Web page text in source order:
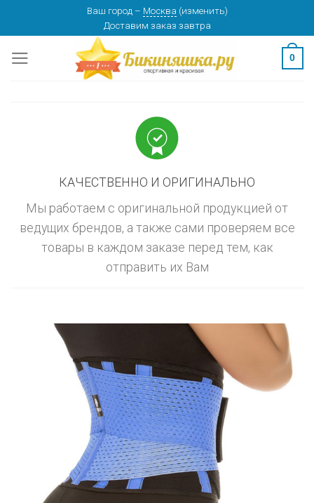
content
Ваш город – Москва (изменить)
Доставим заказ завтра
0
КАЧЕСТВЕННО И ОРИГИНАЛЬНО
Мы работаем с оригинальной продукцией от
ведущих брендов, а также сами проверяем все
товары в каждом заказе перед тем, как
отправить их Вам
изменить